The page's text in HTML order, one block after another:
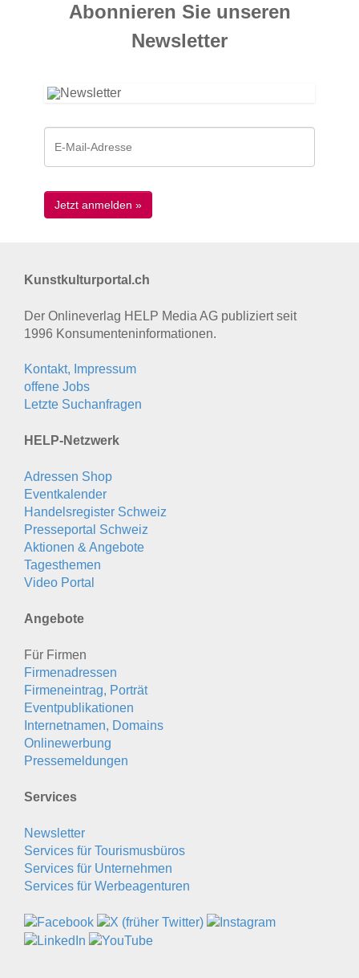
Abonnieren Sie unseren
News­letter
Kunstkulturportal.ch
Der Onlineverlag HELP Media AG publiziert seit
1996 Konsumenten­informationen.
Kontakt, Impressum
offene Jobs
Letzte Suchanfragen
HELP-Netzwerk
Adressen Shop
Eventkalender
Handelsregister Schweiz
Presseportal Schweiz
Aktionen & Angebote
Tagesthemen
Video Portal
Angebote
Für Firmen
Firmenadressen
Firmeneintrag, Porträt
Eventpublikationen
Internetnamen, Domains
Onlinewerbung
Pressemeldungen
Services
Newsletter
Services für Tourismusbüros
Services für Unternehmen
Services für Werbeagenturen